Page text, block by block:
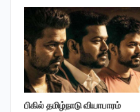
பிகில் தமிழ்நாடு வியாபாரம்